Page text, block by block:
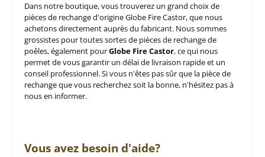
Dans notre boutique, vous trouverez un grand choix de
pièces de rechange d'origine Globe Fire Castor, que nous
achetons directement auprès du fabricant. Nous sommes
grossistes pour toutes sortes de pièces de rechange de
poêles, également pourGlobe Fire Castor, ce qui nous
permet de vous garantir un délai de livraison rapide et un
conseil professionnel. Si vous n'êtes pas sûr que la pièce de
rechange que vous recherchez soit la bonne, n'hésitez pas à
nous en informer.
Vous avez besoin d'aide?